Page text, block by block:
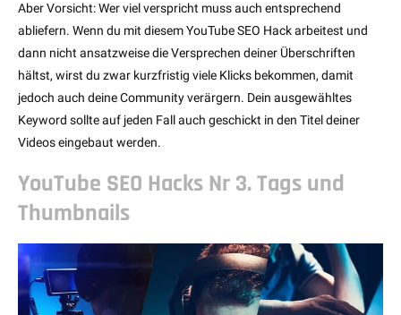
Aber Vorsicht: Wer viel verspricht muss auch entsprechend
abliefern. Wenn du mit diesem YouTube SEO Hack arbeitest und
dann nicht ansatzweise die Versprechen deiner Überschriften
hältst, wirst du zwar kurzfristig viele Klicks bekommen, damit
jedoch auch deine Community verärgern. Dein ausgewähltes
Keyword sollte auf jeden Fall auch geschickt in den Titel deiner
Videos eingebaut werden.
YouTube SEO Hacks Nr 3. Tags und
Thumbnails